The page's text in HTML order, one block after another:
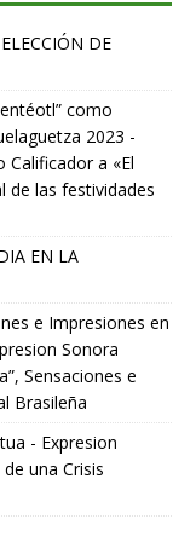
DE
como
2023 -
Calificador a «El
de las festividades
EN LA
e Impresiones en
Sonora
Sensaciones e
Brasileña
- Expresion
una Crisis